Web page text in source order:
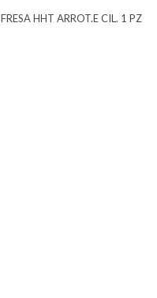
FRESA HHT ARROT.E CIL. 1 PZ